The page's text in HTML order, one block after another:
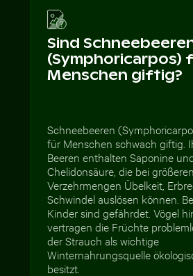
Sind
(Symphoricarpos)
Menschen giftig?
Schneebeeren
für Menschen schwach giftig.
Beeren enthalten Saponine
Chelidonsäure, die bei größeren
Verzehrmengen Übelkeit,
Schwindel auslösen können.
Kinder sind gefährdet. Vögel
vertragen die Früchte
der Strauch als wichtige
Winternahrungsquelle
besitzt.